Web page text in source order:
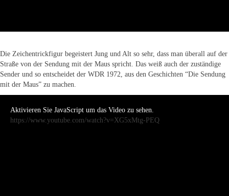
Die Zeichentrickfigur begeistert Jung und Alt so sehr, dass man überall auf der
Straße von der Sendung mit der Maus spricht. Das weiß auch der zuständige
Sender und so entscheidet der WDR 1972, aus den Geschichten “Die Sendung
mit der Maus” zu machen.
Aktivieren Sie JavaScript um das Video zu sehen.
https://www.youtube.com/watch?v=XG5xMtg-PEQ